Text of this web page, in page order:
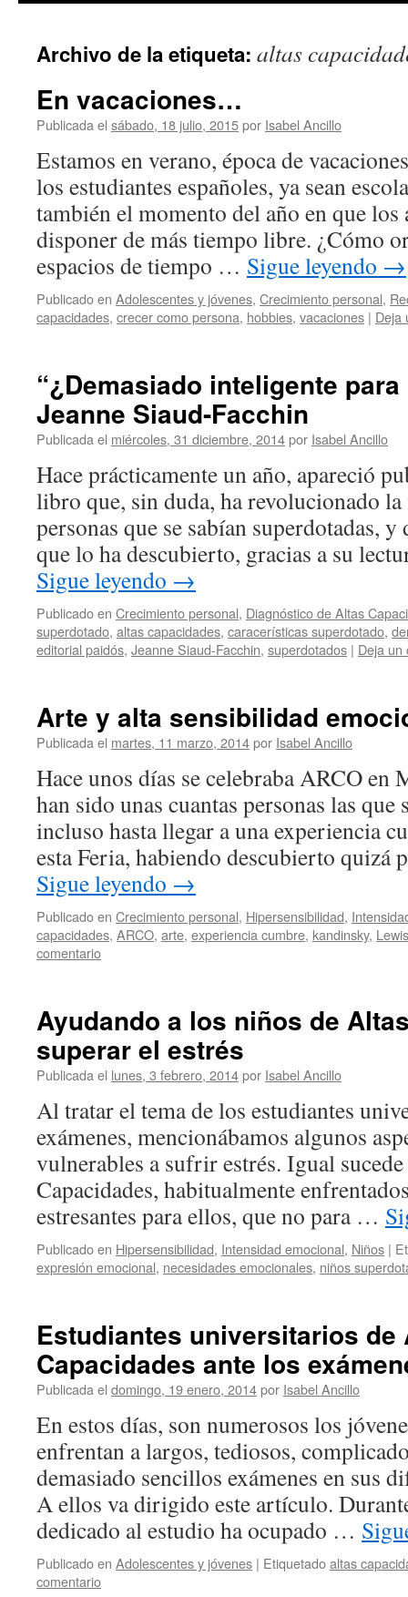
Archivo de la etiqueta: altas
En vacaciones…
Publicada el sábado, 18 julio, 2015por Isabel Ancillo
Estamos en verano, época de
los estudiantes españoles, ya sean
también el momento del año en que los
disponer de más tiempo libre. ¿Cómo
espacios de tiempo … Sigue leyendo →
Publicado en Adolescentes y jóvenes, Crecimiento personal,
capacidades, crecer como persona, hobbies, vacaciones | Deja
“¿Demasiado inteligente
Jeanne Siaud-Facchin
Publicada el miércoles, 31 diciembre, 2014por Isabel Ancillo
Hace prácticamente un año, apareció
libro que, sin duda, ha revolucionado
personas que se sabían superdotadas,
que lo ha descubierto, gracias a su
Sigue leyendo →
Publicado en Crecimiento personal, Diagnóstico de Altas
superdotado, altas capacidades, caracerísticas superdotado,
editorial paidós, Jeanne Siaud-Facchin, superdotados | Deja un
Arte y alta sensibilidad
Publicada el martes, 11 marzo, 2014por Isabel Ancillo
Hace unos días se celebraba ARCO en
han sido unas cuantas personas las
incluso hasta llegar a una experiencia
esta Feria, habiendo descubierto
Sigue leyendo →
Publicado en Crecimiento personal, Hipersensibilidad,
capacidades, ARCO, arte, experiencia cumbre, kandinsky, Lewis
comentario
Ayudando a los niños de
superar el estrés
Publicada el lunes, 3 febrero, 2014por Isabel Ancillo
Al tratar el tema de los estudiantes
exámenes, mencionábamos algunos
vulnerables a sufrir estrés. Igual
Capacidades, habitualmente
estresantes para ellos, que no para …
Publicado en Hipersensibilidad, Intensidad emocional, Niños |
expresión emocional, necesidades emocionales, niños
Estudiantes universitarios de
Capacidades ante los
Publicada el domingo, 19 enero, 2014por Isabel Ancillo
En estos días, son numerosos los
enfrentan a largos, tediosos,
demasiado sencillos exámenes en sus
A ellos va dirigido este artículo.
dedicado al estudio ha ocupado …
Publicado en Adolescentes y jóvenes | Etiquetadoaltas
comentario